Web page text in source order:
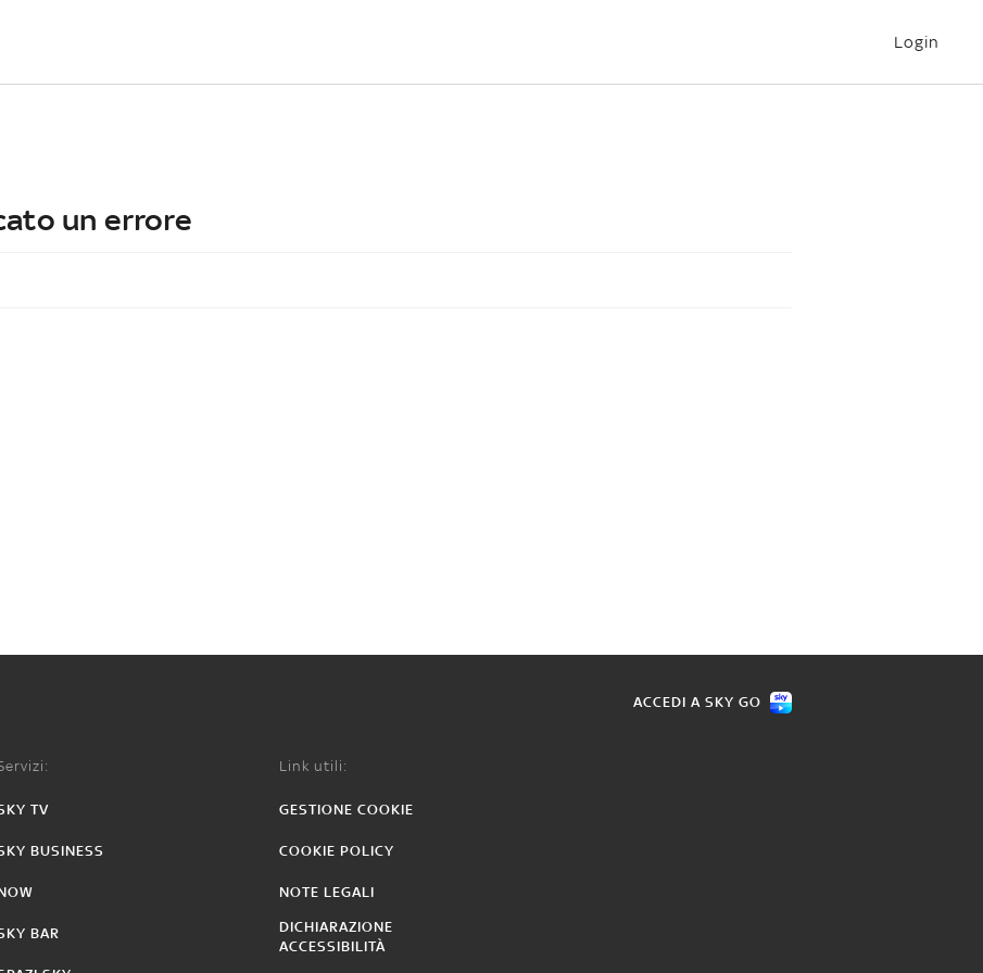
Login
un errore
ACCEDI A SKY GO
TV
BUSINESS
BAR
Link utili:
GESTIONE COOKIE
COOKIE POLICY
NOTE LEGALI
DICHIARAZIONE
ACCESSIBILITÀ